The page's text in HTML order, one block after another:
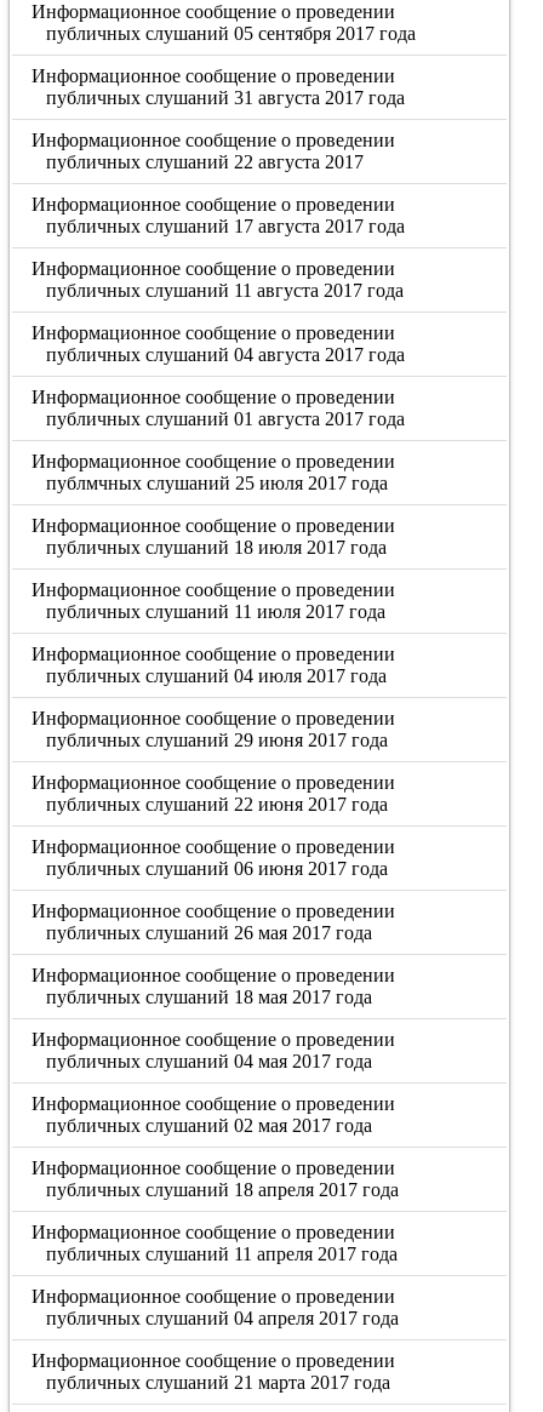
Информационное сообщение о проведении
публичных слушаний 05 сентября 2017 года
Информационное сообщение о проведении
публичных слушаний 31 августа 2017 года
Информационное сообщение о проведении
публичных слушаний 22 августа 2017
Информационное сообщение о проведении
публичных слушаний 17 августа 2017 года
Информационное сообщение о проведении
публичных слушаний 11 августа 2017 года
Информационное сообщение о проведении
публичных слушаний 04 августа 2017 года
Информационное сообщение о проведении
публичных слушаний 01 августа 2017 года
Информационное сообщение о проведении
публмчных слушаний 25 июля 2017 года
Информационное сообщение о проведении
публичных слушаний 18 июля 2017 года
Информационное сообщение о проведении
публичных слушаний 11 июля 2017 года
Информационное сообщение о проведении
публичных слушаний 04 июля 2017 года
Информационное сообщение о проведении
публичных слушаний 29 июня 2017 года
Информационное сообщение о проведении
публичных слушаний 22 июня 2017 года
Информационное сообщение о проведении
публичных слушаний 06 июня 2017 года
Информационное сообщение о проведении
публичных слушаний 26 мая 2017 года
Информационное сообщение о проведении
публичных слушаний 18 мая 2017 года
Информационное сообщение о проведении
публичных слушаний 04 мая 2017 года
Информационное сообщение о проведении
публичных слушаний 02 мая 2017 года
Информационное сообщение о проведении
публичных слушаний 18 апреля 2017 года
Информационное сообщение о проведении
публичных слушаний 11 апреля 2017 года
Информационное сообщение о проведении
публичных слушаний 04 апреля 2017 года
Информационное сообщение о проведении
публичных слушаний 21 марта 2017 года